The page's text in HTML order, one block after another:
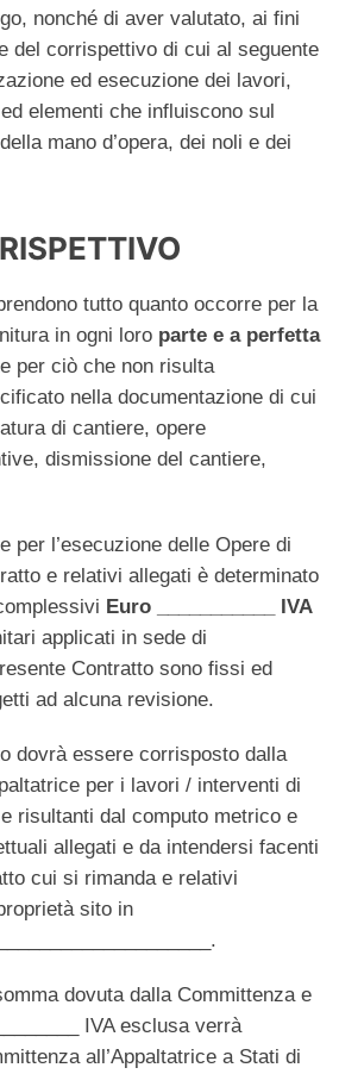
nonché di aver valutato, ai fini
del corrispettivo di cui al seguente
ed esecuzione dei lavori,
elementi che influiscono sul
mano d’opera, dei noli e dei
tutto quanto occorre per la
in ogni loro parte e a perfetta
per ciò che non risulta
nella documentazione di cui
di cantiere, opere
dismissione del cantiere,
per l’esecuzione delle Opere di
e relativi allegati è determinato
Euro ___________ IVA
applicati in sede di
Contratto sono fissi ed
ad alcuna revisione.
dovrà essere corrisposto dalla
per i lavori / interventi di
risultanti dal computo metrico e
allegati e da intendersi facenti
cui si rimanda e relativi
sito in
dovuta dalla Committenza e
IVA esclusa verrà
all’Appaltatrice a Stati di